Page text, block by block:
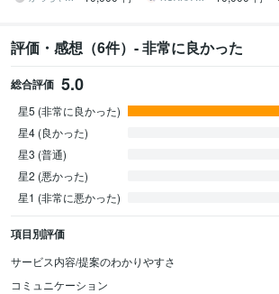
評価・感想（6件）- 非常に良かった
総合評価 5.0
星5 (非常に良かった)
星4 (良かった)
星3 (普通)
星2 (悪かった)
星1 (非常に悪かった)
項目別評価
サービス内容/提案のわかりやすさ
コミュニケーション